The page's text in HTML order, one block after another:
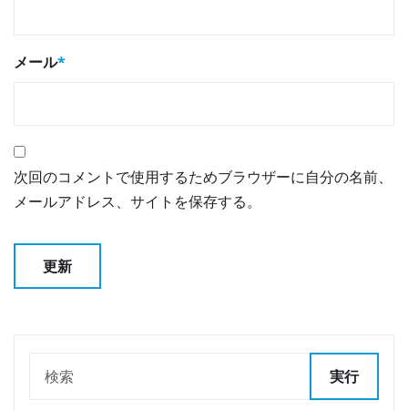
メール*
次回のコメントで使用するためブラウザーに自分の名前、
メールアドレス、サイトを保存する。
実行